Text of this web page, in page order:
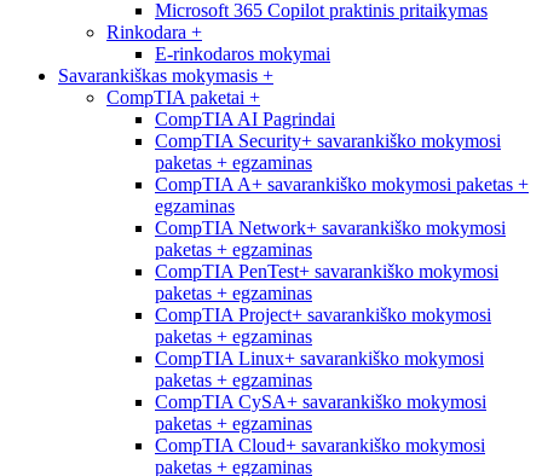
Microsoft 365 Copilot praktinis pritaikymas
Rinkodara +
E-rinkodaros mokymai
Savarankiškas mokymasis +
CompTIA paketai +
CompTIA AI Pagrindai
CompTIA Security+ savarankiško mokymosi
paketas + egzaminas
CompTIA A+ savarankiško mokymosi paketas +
egzaminas
CompTIA Network+ savarankiško mokymosi
paketas + egzaminas
CompTIA PenTest+ savarankiško mokymosi
paketas + egzaminas
CompTIA Project+ savarankiško mokymosi
paketas + egzaminas
CompTIA Linux+ savarankiško mokymosi
paketas + egzaminas
CompTIA CySA+ savarankiško mokymosi
paketas + egzaminas
CompTIA Cloud+ savarankiško mokymosi
paketas + egzaminas